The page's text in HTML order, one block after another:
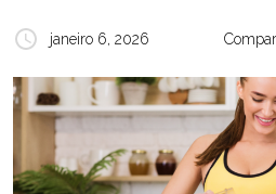
janeiro 6, 2026